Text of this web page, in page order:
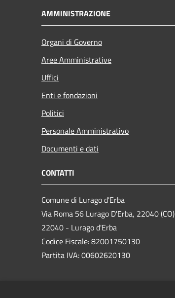
AMMINISTRAZIONE
Organi di Governo
Aree Amministrative
Uffici
Enti e fondazioni
Politici
Personale Amministrativo
Documenti e dati
CONTATTI
Comune di Lurago d'Erba
Via Roma 56 Lurago D'Erba, 22040 (CO)
22040 - Lurago d'Erba
Codice Fiscale: 82001750130
Partita IVA: 00602620130